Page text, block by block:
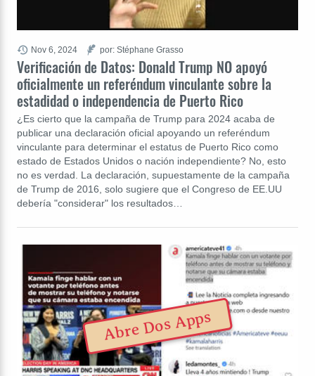
Verificación de Datos: Donald Trump NO apoyó
oficialmente un referéndum vinculante sobre la
estadidad o independencia de Puerto Rico
¿Es cierto que la campaña de Trump para 2024 acaba de
publicar una declaración oficial apoyando un referéndum
vinculante para determinar el estatus de Puerto Rico como
estado de Estados Unidos o nación independiente? No, esto
no es verdad. La declaración, supuestamente de la campaña
de Trump de 2016, solo sugiere que el Congreso de EE.UU
debería "considerar" los resultados…
Nov 6, 2024 por: Stéphane Grasso
Abre Dos Apps